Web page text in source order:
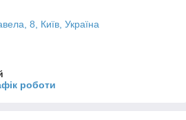
8, Київ, Україна
роботи